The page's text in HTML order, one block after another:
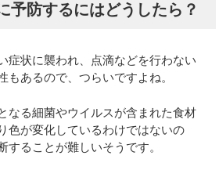
予防するにはどうしたら？
症状に襲われ、点滴などを行わない
もあるので、つらいですよね。
なる細菌やウイルスが含まれた食材
色が変化しているわけではないの
することが難しいそうです。